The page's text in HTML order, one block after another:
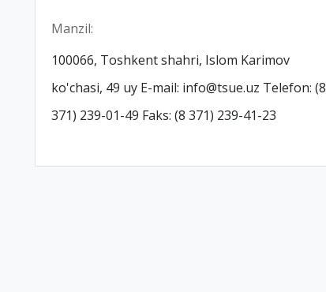
Manzil:
100066, Toshkent shahri, Islom Karimov
ko'chasi, 49 uy E-mail: info@tsue.uz Telefon: (8
371) 239-01-49 Faks: (8 371) 239-41-23